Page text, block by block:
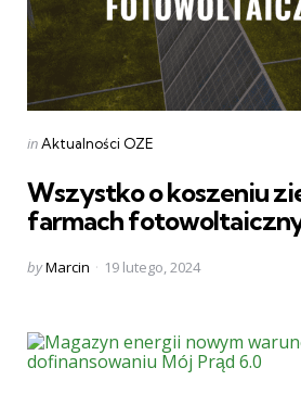
Categories
Posted
inAktualności OZE
Wszystko o koszeniu
farmach
Posted
byMarcin 19 lutego, 2024